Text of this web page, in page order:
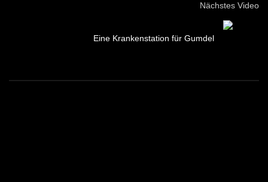
Nächstes Video
Eine Krankenstation für Gumdel